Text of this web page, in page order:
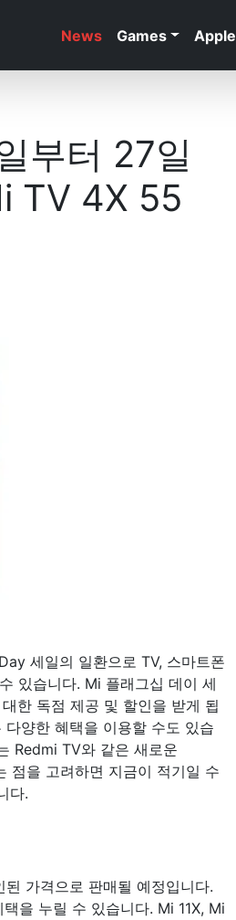
News Games Apple
부터 27일
TV 4X 55
세일의 일환으로 TV, 스마트폰
있습니다. Mi 플래그십 데이 세
한 독점 제공 및 할인을 받게 됩
양한 혜택을 이용할 수도 있습
Redmi TV와 같은 새로운
점을 고려하면 지금이 적기일 수
다.
가격으로 판매될 예정입니다.
을 누릴 수 있습니다. Mi 11X, Mi